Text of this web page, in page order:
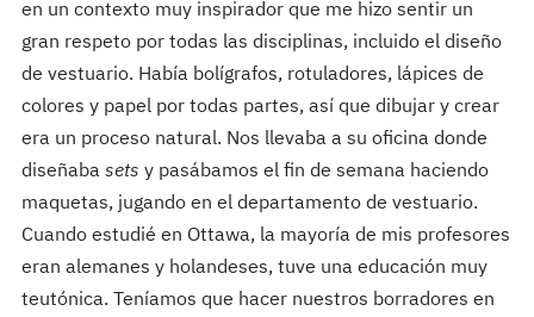
en un contexto muy inspirador que me hizo sentir un
gran respeto por todas las disciplinas, incluido el diseño
de vestuario. Había bolígrafos, rotuladores, lápices de
colores y papel por todas partes, así que dibujar y crear
era un proceso natural. Nos llevaba a su oficina donde
diseñaba sets y pasábamos el fin de semana haciendo
maquetas, jugando en el departamento de vestuario.
Cuando estudié en Ottawa, la mayoría de mis profesores
eran alemanes y holandeses, tuve una educación muy
teutónica. Teníamos que hacer nuestros borradores en